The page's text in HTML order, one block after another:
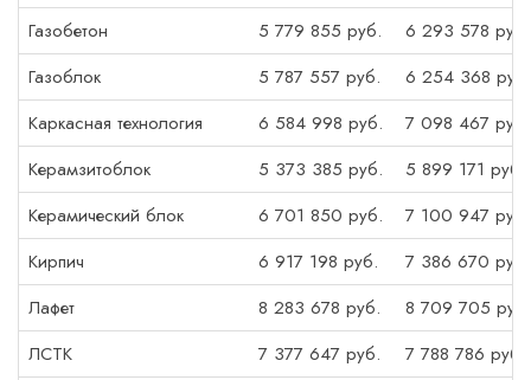
Газобетон
5 779 855 руб.
6 293 578 руб.
Газоблок
5 787 557 руб.
6 254 368 руб.
Каркасная технология
6 584 998 руб.
7 098 467 руб.
Керамзитоблок
5 373 385 руб.
5 899 171 руб.
Керамический блок
6 701 850 руб.
7 100 947 руб.
Кирпич
6 917 198 руб.
7 386 670 руб.
Лафет
8 283 678 руб.
8 709 705 руб.
ЛСТК
7 377 647 руб.
7 788 786 руб.